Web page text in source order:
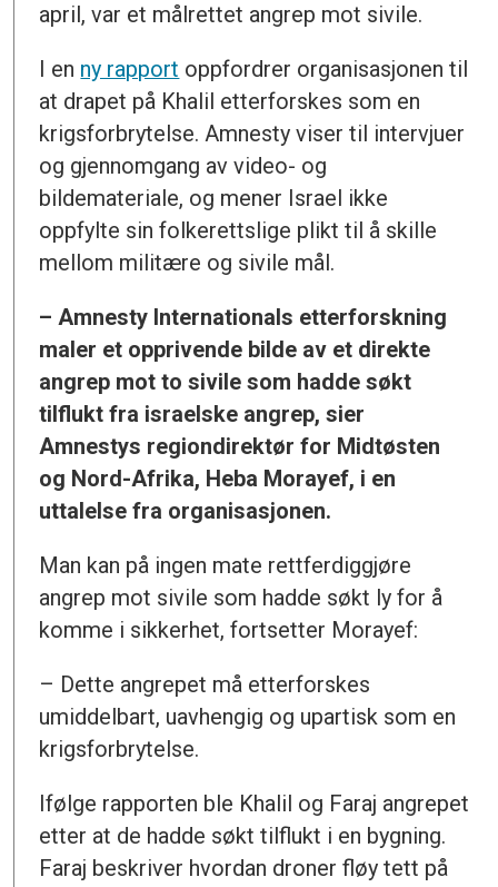
april, var et målrettet angrep mot sivile.
I en ny rapport oppfordrer organisasjonen til
at drapet på Khalil etterforskes som en
krigsforbrytelse. Amnesty viser til intervjuer
og gjennomgang av video- og
bildemateriale, og mener Israel ikke
oppfylte sin folkerettslige plikt til å skille
mellom militære og sivile mål.
– Amnesty Internationals etterforskning
maler et opprivende bilde av et direkte
angrep mot to sivile som hadde søkt
tilflukt fra israelske angrep, sier
Amnestys regiondirektør for Midtøsten
og Nord-Afrika, Heba Morayef, i en
uttalelse fra organisasjonen.
Man kan på ingen mate rettferdiggjøre
angrep mot sivile som hadde søkt ly for å
komme i sikkerhet, fortsetter Morayef:
– Dette angrepet må etterforskes
umiddelbart, uavhengig og upartisk som en
krigsforbrytelse.
Ifølge rapporten ble Khalil og Faraj angrepet
etter at de hadde søkt tilflukt i en bygning.
Faraj beskriver hvordan droner fløy tett på